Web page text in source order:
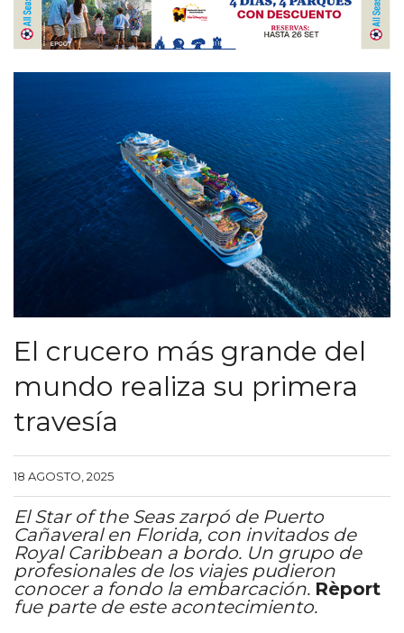
El crucero más grande del
mundo realiza su primera
travesía
18 AGOSTO, 2025
El Star of the Seas zarpó de Puerto
Cañaveral en Florida, con invitados de
Royal Caribbean a bordo. Un grupo de
profesionales de los viajes pudieron
conocer a fondo la embarcación. Rèport
fue parte de este acontecimiento.